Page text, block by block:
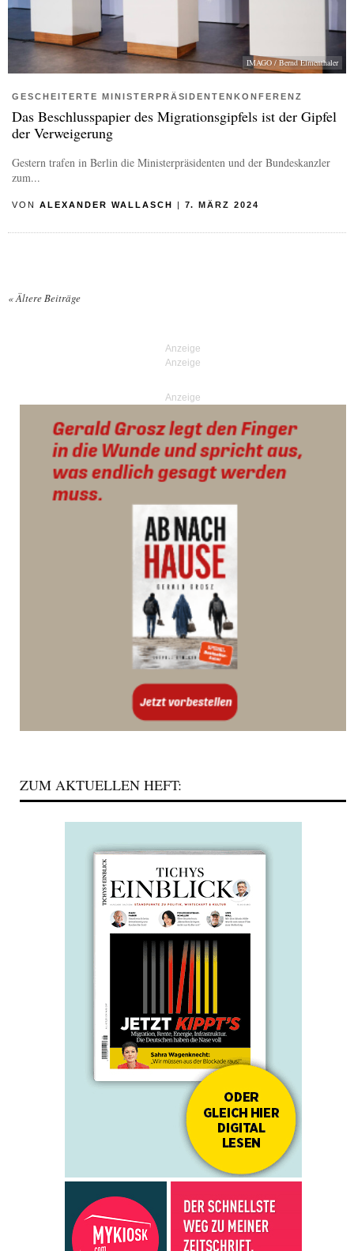
IMAGO / Bernd Elmenthaler
GESCHEITERTE MINISTERPRÄSIDENTENKONFERENZ
Das Beschlusspapier des Migrationsgipfels ist der Gipfel
der Verweigerung
Gestern trafen in Berlin die Ministerpräsidenten und der Bundeskanzler
zum...
VON ALEXANDER WALLASCH | 7. MÄRZ 2024
«Ältere Beiträge
Anzeige
ZUM AKTUELLEN HEFT: